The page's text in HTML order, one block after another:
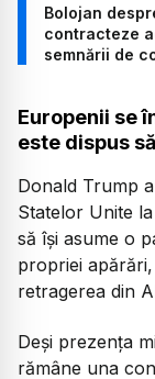
Bolojan
contracteze
semnării de
Europenii se
este dispus
Donald Trump
Statelor Unite
să își asume o
propriei
retragerea din
Deși prezența
rămâne una